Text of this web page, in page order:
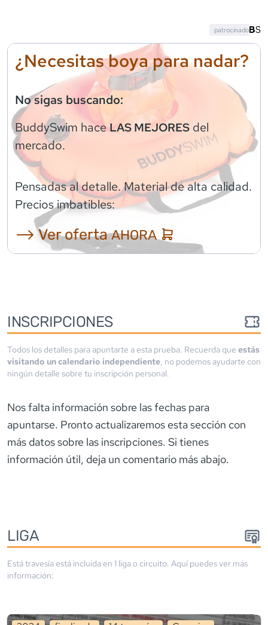
¿Necesitas boya para nadar?
No sigas buscando:
BuddySwim haceLAS MEJORES del
mercado.
Pensadas al detalle. Material de alta calidad.
Precios imbatibles:
⟶ Ver ofertaAHORA
patrocinado
INSCRIPCIONES
Todos los detalles para apuntarte a esta prueba. Recuerda que estás
visitando un calendario independiente, no podemos ayudarte con
ningún detalle sobre tu inscripción personal.
Nos falta información sobre las fechas para
apuntarse. Pronto actualizaremos esta sección con
más datos sobre las inscripciones. Si tienes
información útil, deja un comentario más abajo.
LIGA
Está travesía está incluida en 1 liga o circuito. Aquí puedes ver más
información: